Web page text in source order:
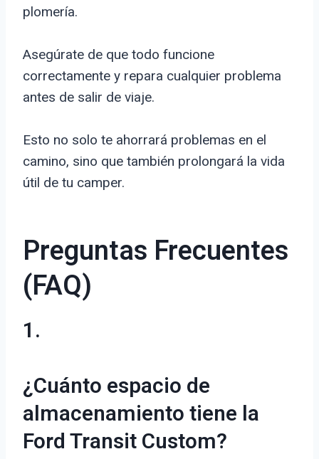
plomería.
Asegúrate de que todo funcione
correctamente y repara cualquier problema
antes de salir de viaje.
Esto no solo te ahorrará problemas en el
camino, sino que también prolongará la vida
útil de tu camper.
Preguntas Frecuentes
(FAQ)
1.
¿Cuánto espacio de
almacenamiento tiene la
Ford Transit Custom?